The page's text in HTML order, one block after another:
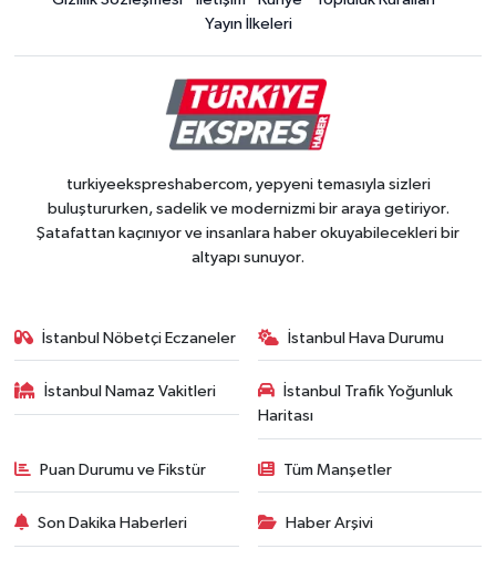
Yayın İlkeleri
turkiyeekspreshabercom, yepyeni temasıyla sizleri
buluştururken, sadelik ve modernizmi bir araya getiriyor.
Şatafattan kaçınıyor ve insanlara haber okuyabilecekleri bir
altyapı sunuyor.
İstanbul Nöbetçi Eczaneler İstanbul Hava Durumu
İstanbul Namaz Vakitleri
İstanbul Trafik Yoğunluk
Haritası
Puan Durumu ve Fikstür Tüm Manşetler
Son Dakika Haberleri Haber Arşivi